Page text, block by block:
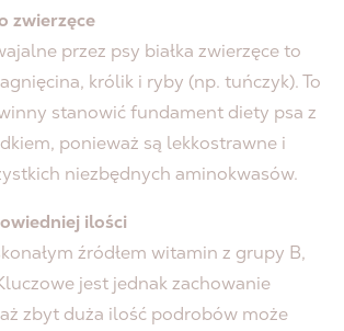
zwierzęce
przez psy białka zwierzęce to
królik i ryby (np. tuńczyk). To
stanowić fundament diety psa z
ponieważ są lekkostrawne i
niezbędnych aminokwasów.
ilości
źródłem witamin z grupy B,
jest jednak zachowanie
zbyt duża ilość podrobów może